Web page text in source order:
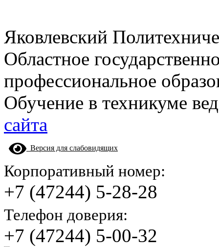
Яковлевский
Областное
профессиональное
Обучение в техникуме
сайта
Версия для слабовидящих
Корпоративный номер:
+7 (47244) 5-28-28
Телефон доверия:
+7 (47244) 5-00-32